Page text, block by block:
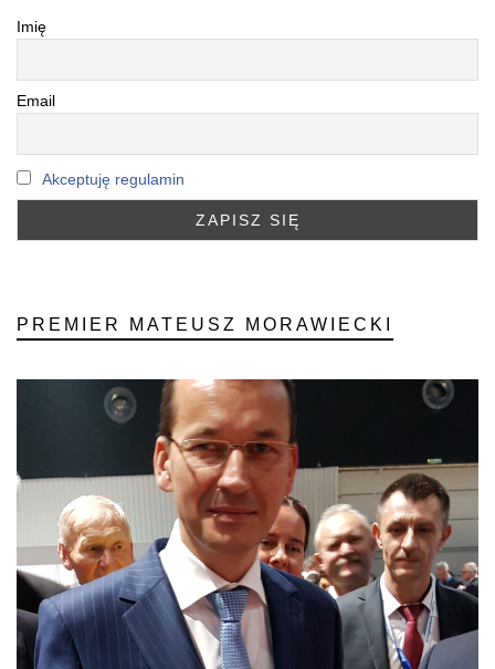
Imię
Email
Akceptuję regulamin
PREMIER MATEUSZ MORAWIECKI